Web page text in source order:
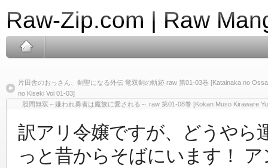
Raw-Zip.com | Raw
片田舎のおっさん、剣聖になる外伝 竜双剣の軌跡 raw 第01-03巻 [Katainaka no
no Kiseki Vol 01-03]
股間無双～嫌われ勇者は魔族に愛される～ raw 第01-08巻 [Kokan Muso Kiraware
訳アリ令嬢ですが、どうやら
っと昔からそばにいます！